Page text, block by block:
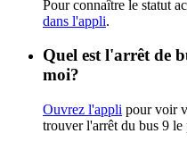
Pour connaître le statut
dans l'appli.
Quel est l'arrêt de
moi?
Ouvrez l'appli pour voir
trouver l'arrêt du bus 9 le